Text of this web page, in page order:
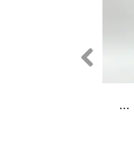
فیگور کاکرو انیمه فوتبالیستها